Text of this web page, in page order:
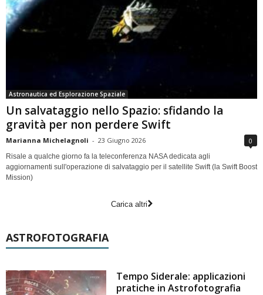
Astronautica ed Esplorazione Spaziale
Un salvataggio nello Spazio: sfidando la
gravità per non perdere Swift
Marianna Michelagnoli - 23 Giugno 2026 0
Risale a qualche giorno fa la teleconferenza NASA dedicata agli
aggiornamenti sull'operazione di salvataggio per il satellite Swift (la Swift Boost
Mission)
Carica altri
ASTROFOTOGRAFIA
Tempo Siderale: applicazioni
pratiche in Astrofotografia